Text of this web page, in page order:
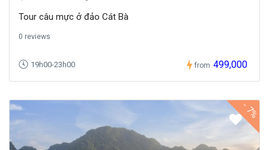
Tour câu mực ở đảo Cát Bà
0 reviews
19h00-23h00 from 499,000
-7%